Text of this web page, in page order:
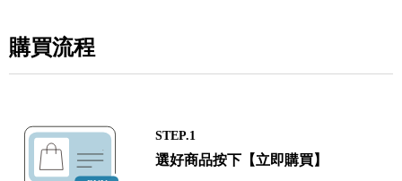
購買流程
STEP.1
選好商品按下【立即購買】